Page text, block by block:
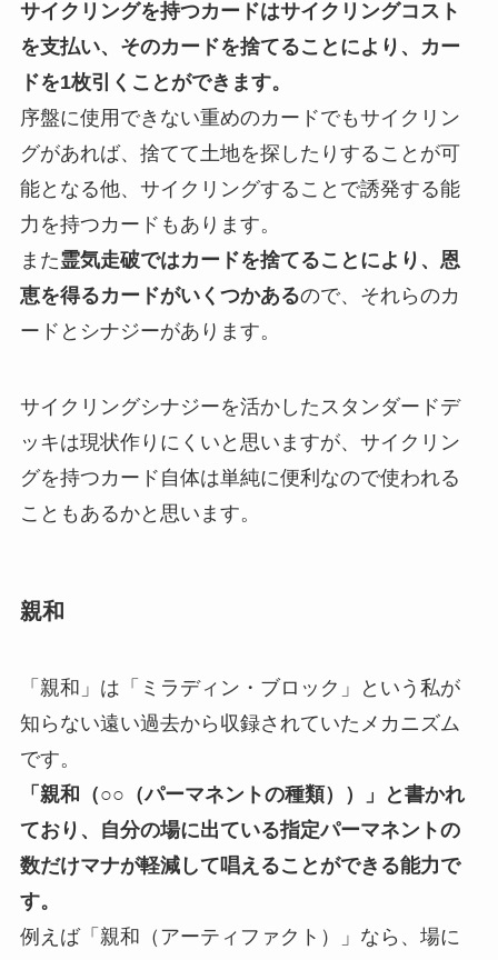
サイクリングを持つカードはサイクリングコスト
を支払い、そのカードを捨てることにより、カー
ドを1枚引くことができます。
序盤に使用できない重めのカードでもサイクリン
グがあれば、捨てて土地を探したりすることが可
能となる他、サイクリングすることで誘発する能
力を持つカードもあります。
また霊気走破ではカードを捨てることにより、恩
恵を得るカードがいくつかあるので、それらのカ
ードとシナジーがあります。
サイクリングシナジーを活かしたスタンダードデ
ッキは現状作りにくいと思いますが、サイクリン
グを持つカード自体は単純に便利なので使われる
こともあるかと思います。
親和
「親和」は「ミラディン・ブロック」という私が
知らない遠い過去から収録されていたメカニズム
です。
「親和（○○（パーマネントの種類））」と書かれ
ており、自分の場に出ている指定パーマネントの
数だけマナが軽減して唱えることができる能力で
す。
例えば「親和（アーティファクト）」なら、場に